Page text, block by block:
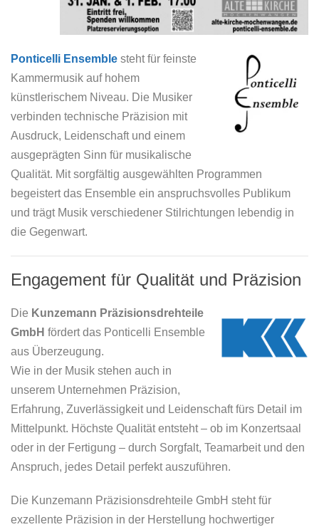
Ponticelli Ensemble steht für feinste
Kammermusik auf hohem
künstlerischem Niveau. Die Musiker
verbinden technische Präzision mit
Ausdruck, Leidenschaft und einem
ausgeprägten Sinn für musikalische
Qualität. Mit sorgfältig ausgewählten Programmen
begeistert das Ensemble ein anspruchsvolles Publikum
und trägt Musik verschiedener Stilrichtungen lebendig in
die Gegenwart.
Engagement für Qualität und Präzision
Die Kunzemann Präzisionsdrehteile
GmbH fördert das Ponticelli Ensemble
aus Überzeugung.
Wie in der Musik stehen auch in
unserem Unternehmen Präzision,
Erfahrung, Zuverlässigkeit und Leidenschaft fürs Detail im
Mittelpunkt. Höchste Qualität entsteht – ob im Konzertsaal
oder in der Fertigung – durch Sorgfalt, Teamarbeit und den
Anspruch, jedes Detail perfekt auszuführen.
Die Kunzemann Präzisionsdrehteile GmbH steht für
exzellente Präzision in der Herstellung hochwertiger